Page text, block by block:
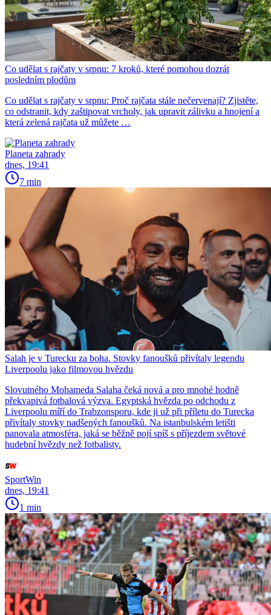
Co udělat s rajčaty v srpnu: 7 kroků, které pomohou dozrát
posledním plodům
Co udělat s rajčaty v srpnu: Proč rajčata stále nečervenají? Zjistěte,
co odstranit, kdy zaštipovat vrcholy, jak upravit zálivku a hnojení a
která zelená rajčata už můžete …
Planeta zahrady
dnes, 19:41
7 min
Salah je v Turecku za boha. Stovky fanoušků přivítaly legendu
Liverpoolu jako filmovou hvězdu
Slovutného Mohameda Salaha čeká nová a pro mnohé hodně
překvapivá fotbalová výzva. Egyptská hvězda po odchodu z
Liverpoolu míří do Trabzonsporu, kde ji už při příletu do Turecka
přivítaly stovky nadšených fanoušků. Na istanbulském letišti
panovala atmosféra, jaká se běžně pojí spíš s příjezdem světové
hudební hvězdy než fotbalisty.
SportWin
dnes, 19:41
1 min